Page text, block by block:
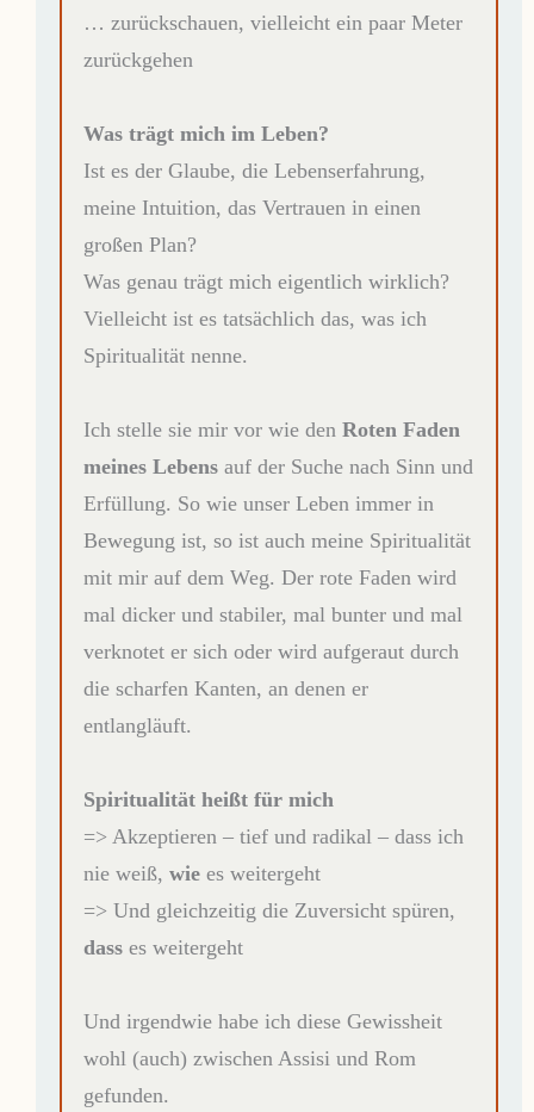
… zurückschauen, vielleicht ein paar Meter
zurückgehen
Was trägt mich im Leben?
Ist es der Glaube, die Lebenserfahrung,
meine Intuition, das Vertrauen in einen
großen Plan?
Was genau trägt mich eigentlich wirklich?
Vielleicht ist es tatsächlich das, was ich
Spiritualität nenne.
Ich stelle sie mir vor wie denRoten Faden
meines Lebens auf der Suche nach Sinn und
Erfüllung. So wie unser Leben immer in
Bewegung ist, so ist auch meine Spiritualität
mit mir auf dem Weg. Der rote Faden wird
mal dicker und stabiler, mal bunter und mal
verknotet er sich oder wird aufgeraut durch
die scharfen Kanten, an denen er
entlangläuft.
Spiritualität heißt für mich
=> Akzeptieren – tief und radikal – dass ich
nie weiß,wie es weitergeht
=> Und gleichzeitig die Zuversicht spüren,
dass es weitergeht
Und irgendwie habe ich diese Gewissheit
wohl (auch) zwischen Assisi und Rom
gefunden.